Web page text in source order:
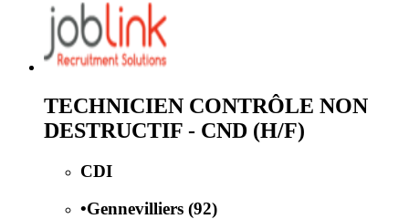
TECHNICIEN CONTRÔLE NON
DESTRUCTIF - CND (H/F)
CDI
•Gennevilliers (92)